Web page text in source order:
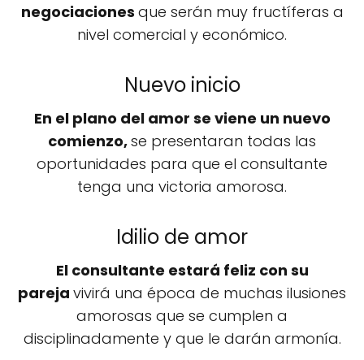
negociaciones que serán muy fructíferas a
nivel comercial y económico.
Nuevo inicio
En el plano del amor se viene un nuevo
comienzo,se presentaran todas las
oportunidades para que el consultante
tenga una victoria amorosa.
Idilio de amor
El consultante estará feliz con su
pareja vivirá una época de muchas ilusiones
amorosas que se cumplen a
disciplinadamente y que le darán armonía.